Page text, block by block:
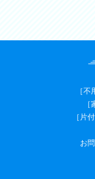
［不
［片
お